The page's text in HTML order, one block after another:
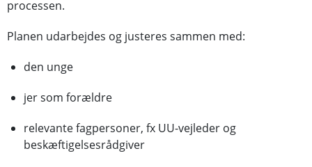
processen.
Planen udarbejdes og justeres sammen med:
den unge
jer som forældre
relevante fagpersoner, fx UU-vejleder og
beskæftigelsesrådgiver